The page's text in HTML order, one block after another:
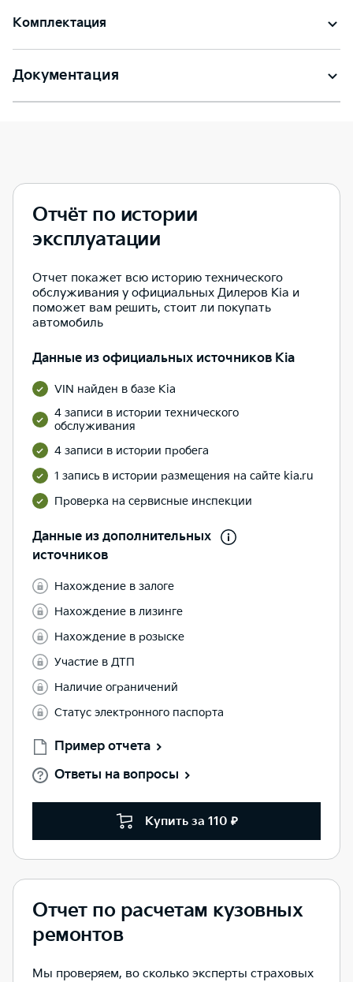
Комплектация
Документация
Отчёт по истории
эксплуатации
Отчет покажет всю историю технического
обслуживания у официальных Дилеров Kia и
поможет вам решить, стоит ли покупать
автомобиль
Данные из официальных источников Kia
VIN найден в базе Kia
4 записи в истории технического
обслуживания
4 записи в истории пробега
1 запись в истории размещения на сайте kia.ru
Проверка на сервисные инспекции
Данные из дополнительных
источников
Нахождение в залоге
Нахождение в лизинге
Нахождение в розыске
Участие в ДТП
Наличие ограничений
Статус электронного паспорта
Пример отчета
Ответы на вопросы
Купить за 110 ₽
Отчет по расчетам кузовных
ремонтов
Мы проверяем, во сколько эксперты страховых